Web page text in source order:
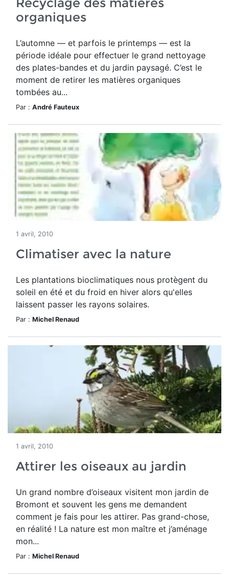
organiques
L’automne — et parfois le printemps — est la
période idéale pour effectuer le grand nettoyage
des plates-bandes et du jardin paysagé. C’est le
moment de retirer les matières organiques
tombées au...
Par : André Fauteux
1 avril, 2010
Climatiser avec la nature
Les plantations bioclimatiques nous protègent du
soleil en été et du froid en hiver alors qu'elles
laissent passer les rayons solaires.
Par : Michel Renaud
1 avril, 2010
Attirer les oiseaux au jardin
Un grand nombre d’oiseaux visitent mon jardin de
Bromont et souvent les gens me demandent
comment je fais pour les attirer. Pas grand-chose,
en réalité ! La nature est mon maître et j’aménage
mon...
Par : Michel Renaud